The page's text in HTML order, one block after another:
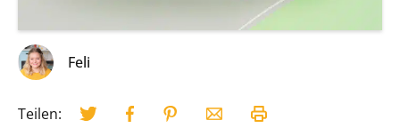
Feli
Teilen: